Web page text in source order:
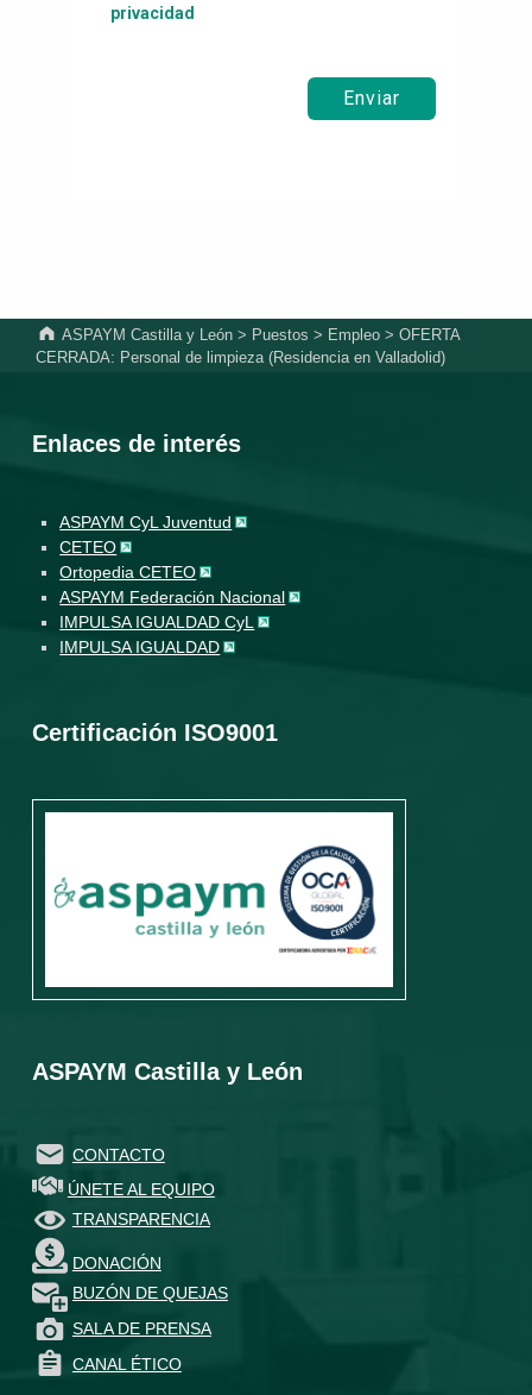
privacidad
Enviar
ASPAYM Castilla y León > Puestos > Empleo >OFERTA
CERRADA: Personal de limpieza (Residencia en Valladolid)
Enlaces de interés
ASPAYM CyL Juventud
CETEO
Ortopedia CETEO
ASPAYM Federación Nacional
IMPULSA IGUALDAD CyL
IMPULSA IGUALDAD
Certificación ISO9001
ASPAYM Castilla y León
CONTACTO
ÚNETE AL EQUIPO
TRANSPARENCIA
DONACIÓN
BUZÓN DE QUEJAS
SALA DE PRENSA
CANAL ÉTICO